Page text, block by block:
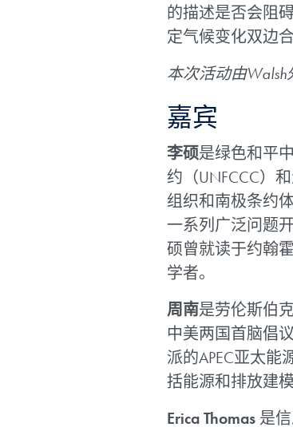
的描述是否会阻
定气候变化双边
本次活动由
嘉宾
李硕是绿色和平
约（UNFCCC）
组织和南极条约
一系列广泛问题
硕曾就读于约翰
学者。
周南是劳伦斯伯
中美两国首脑倡
派的APEC亚太
括能源和排放建
Erica Thomas 是